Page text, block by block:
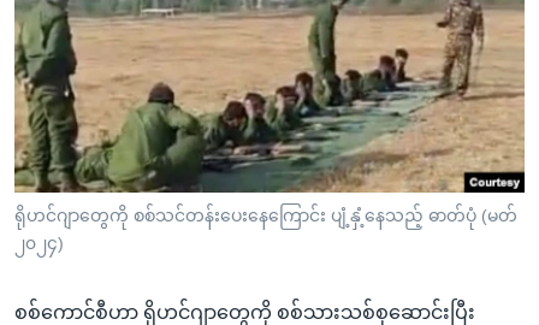
ပင်မ
အ
ညွန်း
စာမျက်နှာ
သို့
ကျော်
ကြည့်
ရန်
ရုပ်ရှင်ထဲက အင်္ဂလိပ်စာ
သုတပဒေသာ အင်္ဂလိပ်စာ
တီဗွီ
ရေဒီယို/တီဗွီအစီအစဉ်
Learning English
ဗွီအိုအေ လူမှုကွန်ယက်များ
ရိုဟင်ဂျာတွေကို စစ်သင်တန်းပေးနေကြောင်း ပျံ့နှံ့နေသည့် ဓာတ်ပုံ (မတ်
၂၀၂၄)
စစ်ကောင်စီဟာ ရိုဟင်ဂျာတွေကို စစ်သားသစ်စုဆောင်းပြီး